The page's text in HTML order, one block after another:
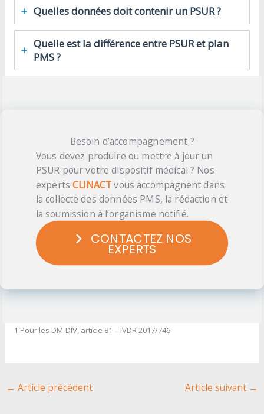
Quelles données doit contenir un PSUR ?
Quelle est la différence entre PSUR et plan
PMS ?
Besoin d’accompagnement ?
Vous devez produire ou mettre à jour un
PSUR pour votre dispositif médical ? Nos
experts CLINACTvous accompagnent dans
la collecte des données PMS, la rédaction et
la soumission à l’organisme notifié.
CONTACTEZ NOS
EXPERTS
1 Pour les DM-DIV, article 81 – IVDR 2017/746
← Article précédent Article suivant →